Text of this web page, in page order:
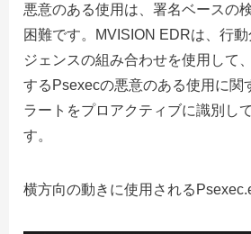
悪意のある使用は、署名ベースの
困難です。MVISION EDRは、行
ジェンスの組み合わせを使用して
するPsexecの悪意のある使用に関
ラートをプロアクティブに識別し
す。
横方向の動きに使用される